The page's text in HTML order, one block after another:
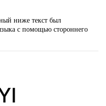
ниже текст был
с помощью стороннего